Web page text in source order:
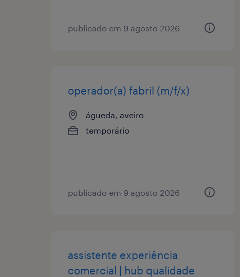
publicado em 9 agosto 2026
operador(a) fabril (m/f/x)
águeda, aveiro
temporário
publicado em 9 agosto 2026
assistente experiência
comercial | hub qualidade